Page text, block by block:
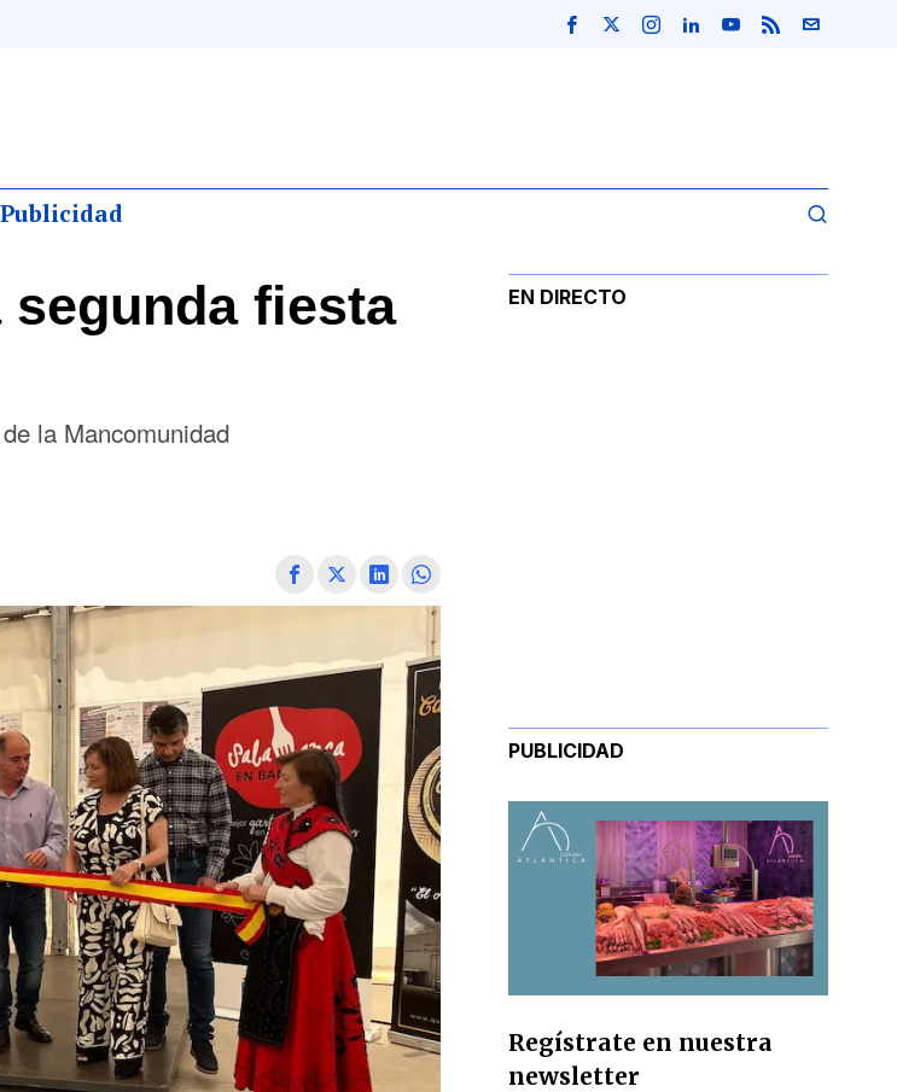
Publicidad
segunda fiesta
la Mancomunidad
EN DIRECTO
PUBLICIDAD
Regístrate en nuestra
newsletter